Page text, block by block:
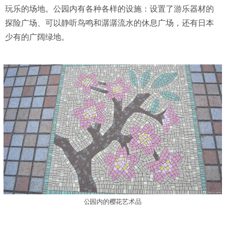
玩乐的场地。公园内有各种各样的设施：设置了游乐器材的
探险广场、可以静听鸟鸣和潺潺流水的休息广场，还有日本
少有的广阔绿地。
公园内的樱花艺术品